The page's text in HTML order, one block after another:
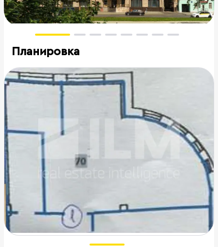
Планировка